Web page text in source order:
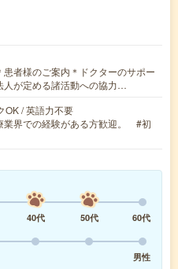
患者様のご案内＊ドクターのサポー
人が定める諸活動への協力…
OK / 英語力不要
界での経験がある方歓迎。 #初
40代 50代
60代
男性